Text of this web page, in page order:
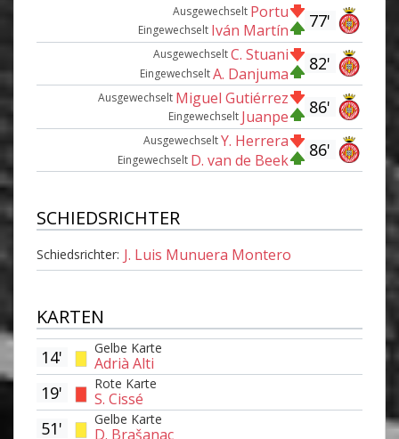
77'
Ausgewechselt Portu
Eingewechselt Iván Martín
82'
AusgewechseltC. Stuani
EingewechseltA. Danjuma
86'
Ausgewechselt Miguel Gutiérrez
Eingewechselt Juanpe
86'
AusgewechseltY. Herrera
Eingewechselt D. van de Beek
SCHIEDSRICHTER
Schiedsrichter: J. Luis Munuera Montero
KARTEN
Gelbe Karte
Adrià Alti
14'
Rote Karte
S. Cissé
19'
Gelbe Karte
D. Brašanac
51'